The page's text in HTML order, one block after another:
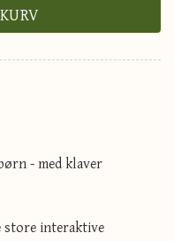
- med klaver
store interaktive